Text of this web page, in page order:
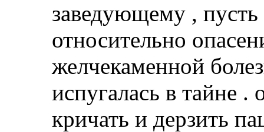
заведующему ,
относительно
желчекаменной
испугалась в тайне .
кричать и дерзить